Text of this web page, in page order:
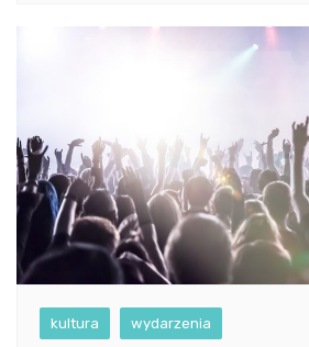
kultura wydarzenia